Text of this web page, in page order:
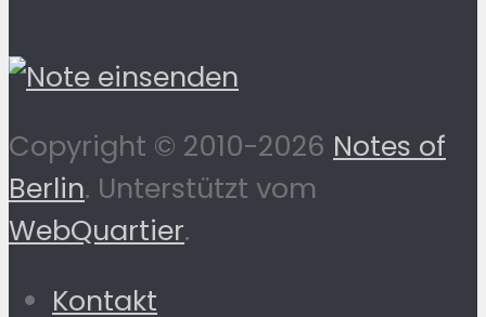
Copyright © 2010-2026 Notes of
Berlin. Unterstützt vom
WebQuartier.
Kontakt